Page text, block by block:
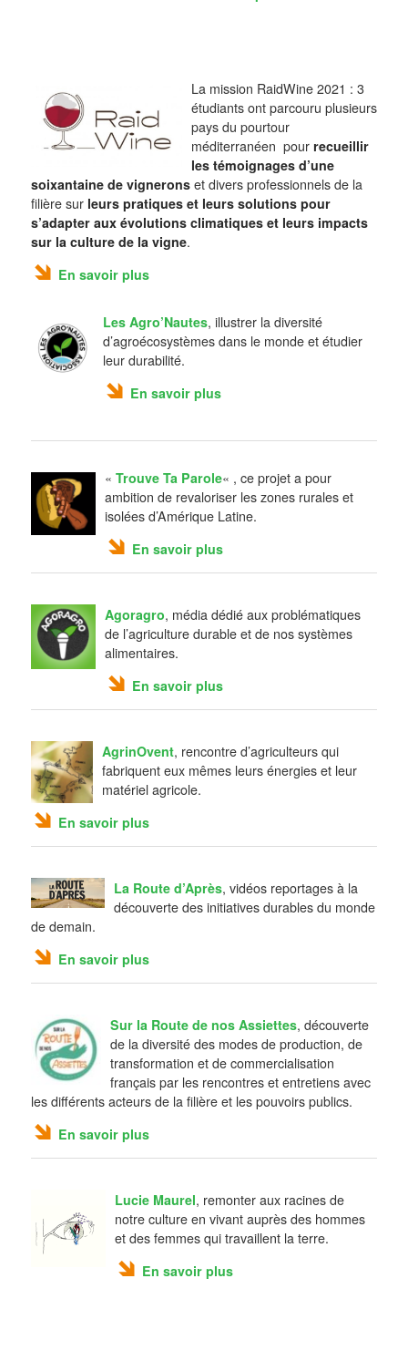
La mission RaidWine 2021 : 3
étudiants ont parcouru plusieurs
pays du pourtour
méditerranéen pour recueillir
les témoignages d’une
soixantaine de vignerons et divers professionnels de la
filière sur leurs pratiques et leurs solutions pour
s’adapter aux évolutions climatiques et leurs impacts
sur la culture de la vigne.
En savoir plus
Les Agro’Nautes, illustrer la diversité
d’agroécosystèmes dans le monde et étudier
leur durabilité.
En savoir plus
« Trouve Ta Parole« , ce projet a pour
ambition de revaloriser les zones rurales et
isolées d’Amérique Latine.
En savoir plus
Agoragro, média dédié aux problématiques
de l’agriculture durable et de nos systèmes
alimentaires.
En savoir plus
AgrinOvent, rencontre d’agriculteurs qui
fabriquent eux mêmes leurs énergies et leur
matériel agricole.
En savoir plus
La Route d’Après, vidéos reportages à la
découverte des initiatives durables du monde
de demain.
En savoir plus
Sur la Route de nos Assiettes, découverte
de la diversité des modes de production, de
transformation et de commercialisation
français par les rencontres et entretiens avec
les différents acteurs de la filière et les pouvoirs publics.
En savoir plus
Lucie Maurel, remonter aux racines de
notre culture en vivant auprès des hommes
et des femmes qui travaillent la terre.
En savoir plus